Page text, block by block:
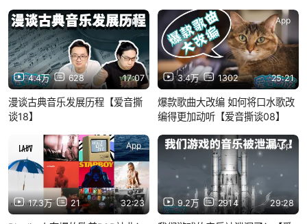
4.4万 628 17:07
App
漫谈古典音乐发展历程【爱音撕
谈18】
3.4万 1302 25:21
App
爆款歌曲大改编 如何将口水歌改
编得更加动听【爱音撕谈08】
17.3万 21 32:23
App
9.2万 2914 29:28
App